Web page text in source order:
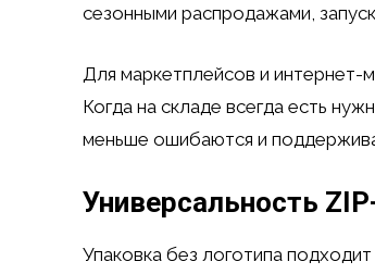
сезонными распродажами,
Для маркетплейсов и интернет-
Когда на складе всегда есть
меньше ошибаются и
Универсальность
Упаковка без логотипа